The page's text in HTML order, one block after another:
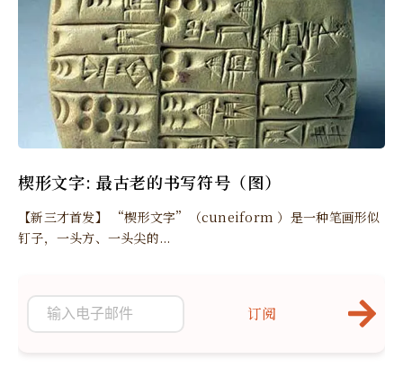
楔形文字: 最古老的书写符号（图）
【新三才首发】 “楔形文字”（cuneiform ）是一种笔画形似
钉子，一头方、一头尖的...
订阅